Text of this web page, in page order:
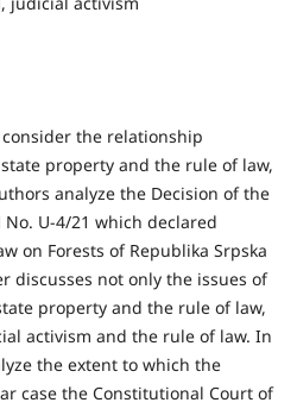
the relationship
property and the rule of law,
analyze the Decision of the
U-4/21 which declared
on Forests of Republika Srpska
discusses not only the issues of
property and the rule of law,
activism and the rule of law. In
the extent to which the
case the Constitutional Court of